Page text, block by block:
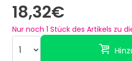
18,32€
Nur noch 1 Stück des Artikels zu